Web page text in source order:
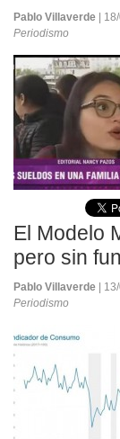
Pablo Villaverde
|
Periodismo
El Modelo
pero sin
Pablo Villaverde
|
Periodismo